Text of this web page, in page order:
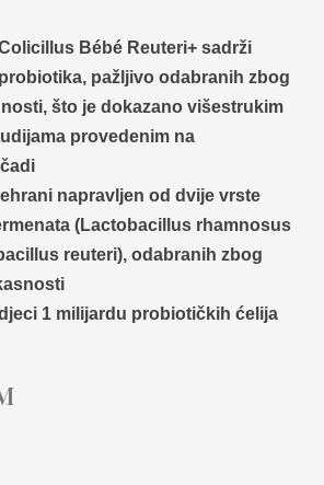
Bébé Reuteri+ sadrži
pažljivo odabranih zbog
što je dokazano višestrukim
provedenim na
napravljen od dvije vrste
(Lactobacillus rhamnosus
reuteri), odabranih zbog
1 milijardu probiotičkih ćelija